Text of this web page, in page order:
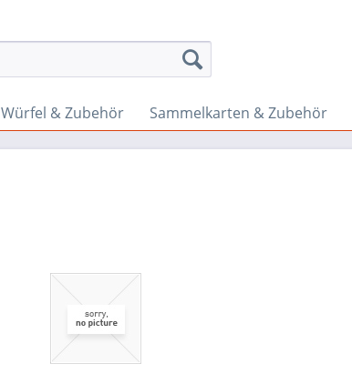
Würfel & Zubehör Sammelkarten & Zubehör